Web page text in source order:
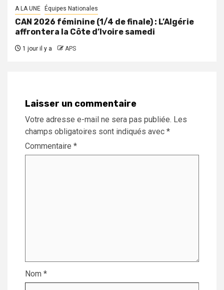
A LA UNE Équipes Nationales
CAN 2026 féminine (1/4 de finale) : L’Algérie
affrontera la Côte d’Ivoire samedi
1 jour il y a APS
Laisser un commentaire
Votre adresse e-mail ne sera pas publiée. Les
champs obligatoires sont indiqués avec *
Commentaire *
Nom *